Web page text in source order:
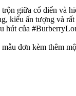
giữa cổ điển và
kiểu ấn tượng và
của
đơn kèm thêm